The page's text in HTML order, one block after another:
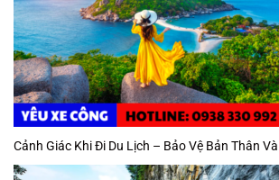
Cảnh Giác Khi Đi Du Lịch – Bảo Vệ Bản Thân Và